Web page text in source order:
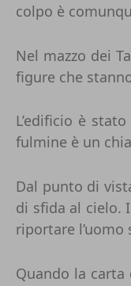
colpo è
Nel mazzo dei
figure che
L’edificio è
fulmine è un
Dal punto di
di sfida al cielo.
riportare l’uomo
Quando la